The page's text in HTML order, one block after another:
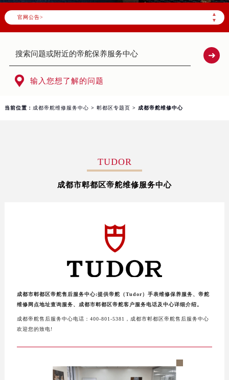
官网公告>
▲
▼
 输入您想了解的问题
当前位置： 成都帝舵维修服务中心 > 郫都区专题页 > 成都帝舵维修中心
TUDOR
成都市郫都区帝舵维修服务中心
成都市郫都区帝舵售后服务中心:提供帝舵（Tudor）手表维修保养服务、帝舵
维修网点地址查询服务、成都市郫都区帝舵客户服务电话及中心详细介绍。
成都帝舵售后服务中心电话：400-801-5381，成都市郫都区帝舵售后服务中心
欢迎您的致电!